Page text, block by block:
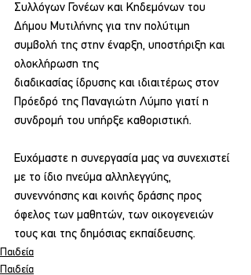
Συλλόγων Γονέων και Κηδεμόνων του
Δήμου Μυτιλήνης για την πολύτιμη
συμβολή της στην έναρξη, υποστήριξη και
ολοκλήρωση της
διαδικασίας ίδρυσης και ιδιαιτέρως στον
Πρόεδρό της Παναγιώτη Λύμπο γιατί η
συνδρομή του υπήρξε καθοριστική.
Ευχόμαστε η συνεργασία μας να συνεχιστεί
με το ίδιο πνεύμα αλληλεγγύης,
συνεννόησης και κοινής δράσης προς
όφελος των μαθητών, των οικογενειών
τους και της δημόσιας εκπαίδευσης.
Παιδεία
Παιδεία